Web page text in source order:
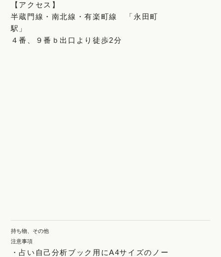
【アクセス】
半蔵門線・南北線・有楽町線 「永田町
駅」
４番、９番ｂ出口より徒歩2分
持ち物、その他
注意事項
・占い自己分析ブック用にA4サイズのノー